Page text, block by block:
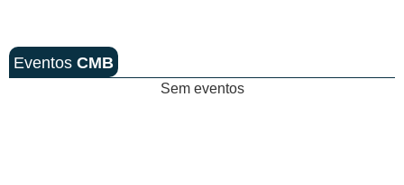
Eventos CMB
Sem eventos